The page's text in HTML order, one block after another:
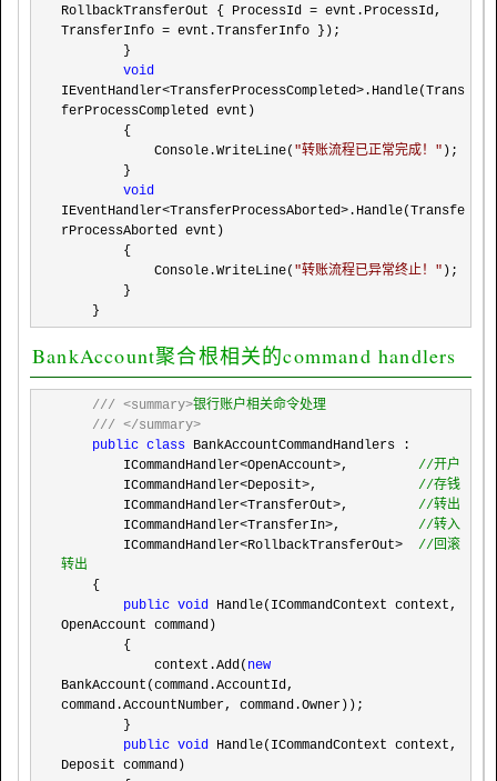
RollbackTransferOut { ProcessId = evnt.ProcessId,
TransferInfo = evnt.TransferInfo });
void
IEventHandler<TransferProcessCompleted> .Handle(Trans
ferProcessCompleted evnt)
            Console.WriteLine(
"转账流程已正常完成！ " );
void
IEventHandler<TransferProcessAborted> .Handle(Transfe
rProcessAborted evnt)
            Console.WriteLine(
"转账流程已异常终止！ " );
    }
BankAccount聚合根相关的command handlers
/// <summary>银行账户相关命令处理
/// </summary>
public class BankAccountCommandHandlers :
        ICommandHandler
<OpenAccount>, //开户
        ICommandHandler<Deposit>,
//存钱
        ICommandHandler<TransferOut>,
//转出
        ICommandHandler<TransferIn>,
//转入
        ICommandHandler<RollbackTransferOut>
//回滚
转出
public void Handle(ICommandContext context,
OpenAccount command)
            context.Add(
new
BankAccount(command.AccountId,
command.AccountNumber, command.Owner));
public void Handle(ICommandContext context,
Deposit command)